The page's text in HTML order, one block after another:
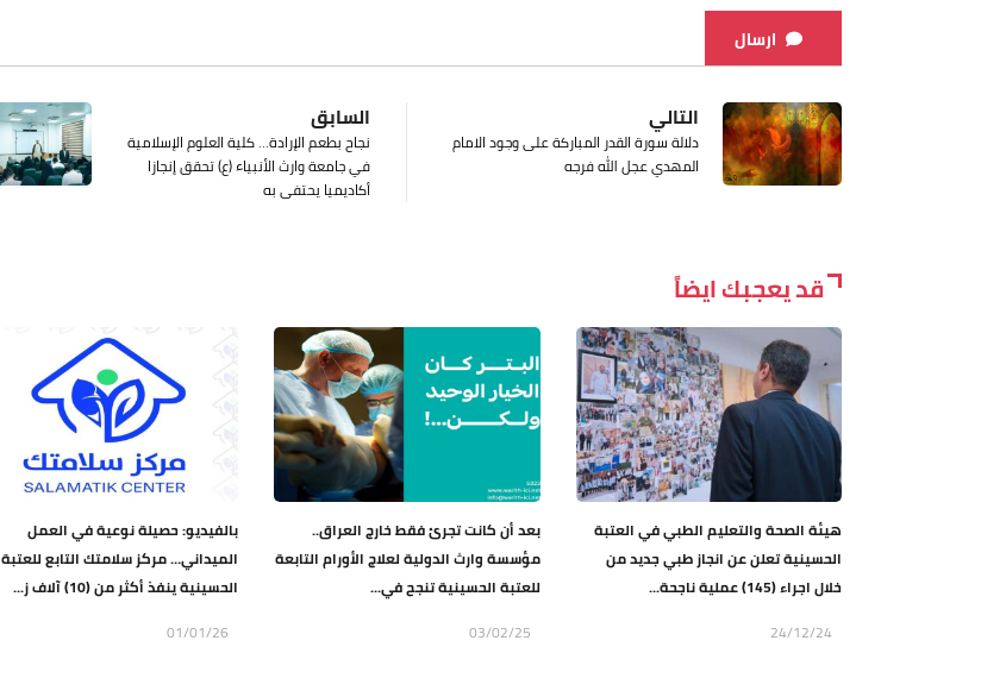
ارسال
السابق
نجاح بطعم الإرادة… كلية العلوم الإسلامية
في جامعة وارث الأنبياء (ع) تحقق إنجازا
أكاديميا يحتفى به
التالي
دلالة سورة القدر المباركة على وجود الامام
المهدي عجل الله فرجه
قد يعجبك ايضاً
هيئة الصحة والتعليم الطبي في العتبة
الحسينية تعلن عن انجاز طبي جديد من
خلال اجراء (145) عملية ناجحة...
24/12/24
بعد أن كانت تجرئ فقط خارج العراق..
مؤسسة وارث الدولية لعلاج الأورام التابعة
للعتبة الحسينية تنجح في...
03/02/25
بالفيديو: حصيلة نوعية في العمل
الميداني… مركز سلامتك التابع للعتبة
الحسينية ينفذ أكثر من (10) آلاف ز...
01/01/26